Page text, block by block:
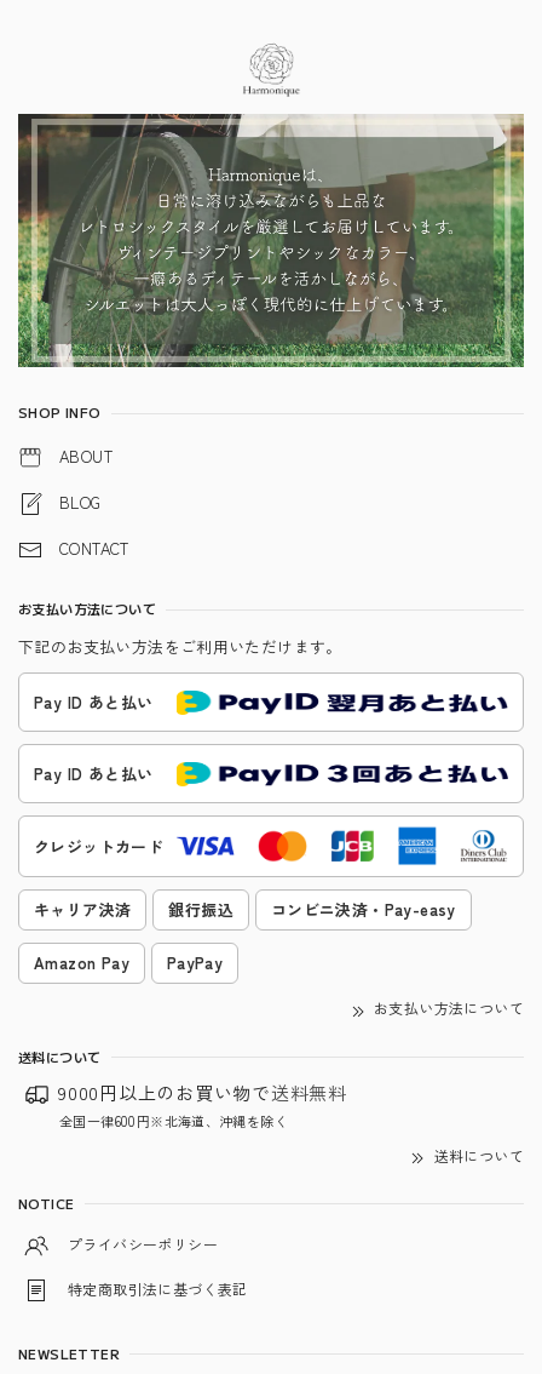
SHOP INFO
ABOUT
BLOG
CONTACT
お支払い方法について
下記のお支払い方法をご利用いただけます。
Pay ID あと払い
Pay ID あと払い
クレジットカード
キャリア決済 銀行振込 コンビニ決済・Pay-easy
Amazon Pay PayPay
お支払い方法について
送料について
9000円以上のお買い物で送料無料
全国一律600円※北海道、沖縄を除く
送料について
NOTICE
プライバシーポリシー
特定商取引法に基づく表記
NEWSLETTER